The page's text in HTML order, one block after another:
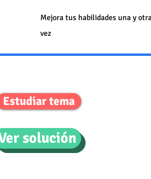
Mejora tus habilidades una y
vez
Estudiar tema
solución